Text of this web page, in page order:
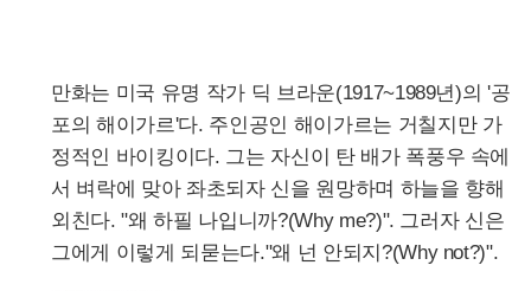
만화는 미국 유명 작가 딕 브라운(1917~1989년)의 '공
포의 해이가르'다. 주인공인 해이가르는 거칠지만 가
정적인 바이킹이다. 그는 자신이 탄 배가 폭풍우 속에
서 벼락에 맞아 좌초되자 신을 원망하며 하늘을 향해
외친다. "왜 하필 나입니까?(Why me?)". 그러자 신은
그에게 이렇게 되묻는다."왜 넌 안되지?(Why not?)".